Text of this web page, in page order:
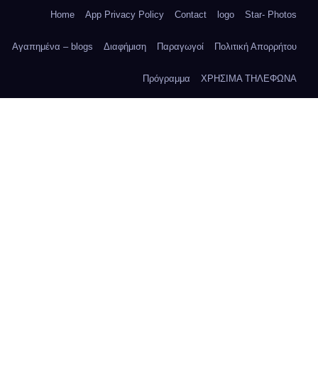
Home App Privacy Policy Contact logo Star- Photos
Αγαπημένα – blogs Διαφήμιση Παραγωγοί Πολιτική Απορρήτου
Πρόγραμμα ΧΡΗΣΙΜΑ ΤΗΛΕΦΩΝΑ